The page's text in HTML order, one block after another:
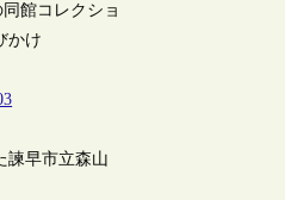
同館コレクショ
かけ
諫早市立森山